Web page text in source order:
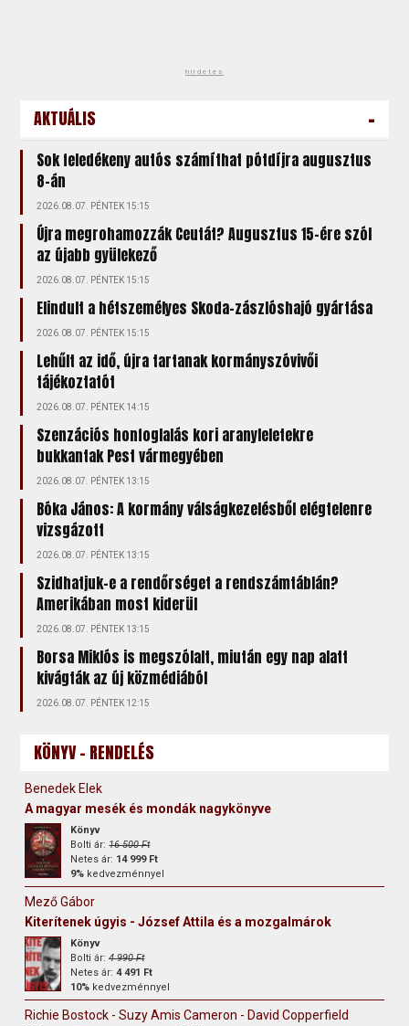
hirdetés
AKTUÁLIS -
Sok feledékeny autós számíthat pótdíjra augusztus
8-án
2026.08.07. PÉNTEK 15:15
Újra megrohamozzák Ceutát? Augusztus 15-ére szól
az újabb gyülekező
2026.08.07. PÉNTEK 15:15
Elindult a hétszemélyes Skoda-zászlóshajó gyártása
2026.08.07. PÉNTEK 15:15
Lehűlt az idő, újra tartanak kormányszóvivői
tájékoztatót
2026.08.07. PÉNTEK 14:15
Szenzációs honfoglalás kori aranyleletekre
bukkantak Pest vármegyében
2026.08.07. PÉNTEK 13:15
Bóka János: A kormány válságkezelésből elégtelenre
vizsgázott
2026.08.07. PÉNTEK 13:15
Szidhatjuk-e a rendőrséget a rendszámtáblán?
Amerikában most kiderül
2026.08.07. PÉNTEK 13:15
Borsa Miklós is megszólalt, miután egy nap alatt
kivágták az új közmédiából
2026.08.07. PÉNTEK 12:15
KÖNYV - RENDELÉS
Benedek Elek
A magyar mesék és mondák nagykönyve
Könyv
Bolti ár:16 500 Ft
Netes ár: 14 999 Ft
9% kedvezménnyel
Mező Gábor
Kiterítenek úgyis - József Attila és a mozgalmárok
Könyv
Bolti ár:4 990 Ft
Netes ár:4 491 Ft
10% kedvezménnyel
Richie Bostock - Suzy Amis Cameron - David Copperfield